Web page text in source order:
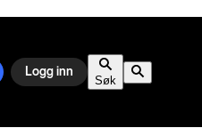
Logg inn
Søk